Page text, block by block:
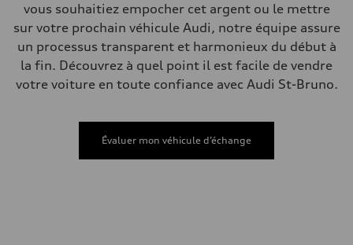
Electromechanical steering with speed-sensitive power assist
Poids
Poids à vide
—
Poids brut admissible
Volumes
Réservoir de carburant (approx.)
Vitesse de pointe
vous souhaitiez empocher cet argent ou le mettre
sur votre prochain véhicule Audi, notre équipe assure
un processus transparent et harmonieux du début à
la fin. Découvrez à quel point il est facile de vendre
votre voiture en toute confiance avec Audi St-Bruno.
Évaluer mon véhicule d’échange